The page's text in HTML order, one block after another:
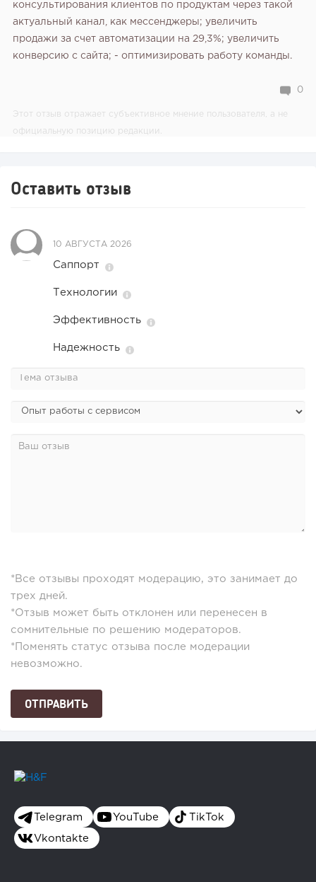
консультирования клиентов по продуктам через такой
актуальный канал, как мессенджеры; увеличить
продажи за счет автоматизации на 29,3%; увеличить
конверсию с сайта; - оптимизировать работу команды.
0
Этот отзыв отражает субъективное мнение пользователя, а не
официальную позицию редакции.
Оставить отзыв
10 АВГУСТА 2026
Саппорт
Технологии
Эффективность
Надежность
*Все отзывы проходят модерацию, это занимает до
трех дней.
*Отзыв может быть отклонен или перенесен в
сомнительные по решению модераторов.
*Поменять статус отзыва после модерации
невозможно.
Telegram YouTube TikTok
Vkontakte